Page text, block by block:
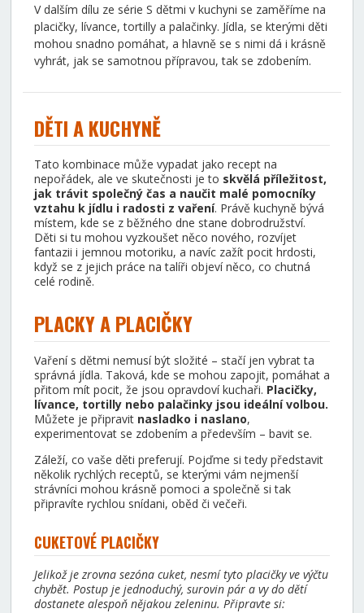
V dalším dílu ze série S dětmi v kuchyni se zaměříme na
placičky, lívance, tortilly a palačinky. Jídla, se kterými děti
mohou snadno pomáhat, a hlavně se s nimi dá i krásně
vyhrát, jak se samotnou přípravou, tak se zdobením.
DĚTI A KUCHYNĚ
Tato kombinace může vypadat jako recept na
nepořádek, ale ve skutečnosti je to skvělá příležitost,
jak trávit společný čas a naučit malé pomocníky
vztahu k jídlu i radosti z vaření. Právě kuchyně bývá
místem, kde se z běžného dne stane dobrodružství.
Děti si tu mohou vyzkoušet něco nového, rozvíjet
fantazii i jemnou motoriku, a navíc zažít pocit hrdosti,
když se z jejich práce na talíři objeví něco, co chutná
celé rodině.
PLACKY A PLACIČKY
Vaření s dětmi nemusí být složité – stačí jen vybrat ta
správná jídla. Taková, kde se mohou zapojit, pomáhat a
přitom mít pocit, že jsou opravdoví kuchaři. Placičky,
lívance, tortilly nebo palačinky jsou ideální volbou.
Můžete je připravit nasladko i naslano,
experimentovat se zdobením a především – bavit se.
Záleží, co vaše děti preferují. Pojďme si tedy představit
několik rychlých receptů, se kterými vám nejmenší
strávníci mohou krásně pomoci a společně si tak
připravíte rychlou snídani, oběd či večeři.
CUKETOVÉ PLACIČKY
Jelikož je zrovna sezóna cuket, nesmí tyto placičky ve výčtu
chybět. Postup je jednoduchý, surovin pár a vy do dětí
dostanete alespoň nějakou zeleninu. Připravte si: